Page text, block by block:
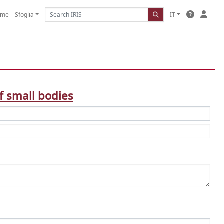
Sfoglia IT
small bodies